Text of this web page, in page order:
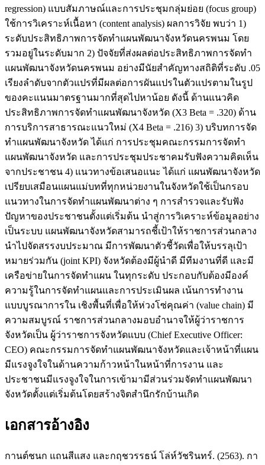
regression) แบบสัมภาษณ์และการประชุมกลุ่มย่อย (focus group)
ใช้การวิเคราะห์เนื้อหา (content analysis) ผลการวิจัย พบว่า 1)
ระดับประสิทธิภาพการจัดทำแผนพัฒนาจังหวัดนครพนม โดย
รวมอยู่ในระดับมาก 2) ปัจจัยที่ส่งผลต่อประสิทธิภาพการจัดทำ
แผนพัฒนาจังหวัดนครพนม อย่างมีนัยสำคัญทางสถิติที่ระดับ .05
เรียงลำดับจากตัวแปรที่มีผลต่อการผันแปรในตัวแปรตามในรูป
ของคะแนนมาตรฐานมากที่สุดไปหาน้อย ดังนี้ ด้านแนวคิด
ประสิทธิภาพการจัดทำแผนพัฒนาจังหวัด (X3 Beta = .320) ด้าน
การบริการสาธารณะแนวใหม่ (X4 Beta = .216) 3) บริบทการจัด
ทำแผนพัฒนาจังหวัด ได้แก่ การประชุมคณะกรรมการจัดทำ
แผนพัฒนาจังหวัด และการประชุมประชาคมรับฟังความคิดเห็น
จากประชาชน 4) แนวทางข้อเสนอแนะ ได้แก่ แผนพัฒนาจังหวัด
เปรียบเสมือนแผนแม่บทที่ทุกหน่วยงานในจังหวัดใช้เป็นกรอบ
แนวทางในการจัดทำแผนพัฒนาต่าง ๆ การสำรวจและรับฟัง
ปัญหาของประชาชนตั้งแต่เริ่มต้น นำสู่การวิเคราะห์ข้อมูลอย่าง
เป็นระบบ แผนพัฒนาจังหวัดสามารถชี้เป้าให้ราชการส่วนกลาง
นำไปจัดสรรงบประมาณ มีการพัฒนาตัวชี้วัดเพื่อให้บรรลุเป้า
หมายร่วมกัน (joint KPI) จังหวัดต้องมีผู้นำดี มีทีมงานที่ดี และมี
เครือข่ายในการจัดทำแผน ในทุกระดับ ประกอบกับต้องมีองค์
ความรู้ในการจัดทำแผนและการประเมินผล เน้นการทำงาน
แบบบูรณาการใน เชิงพื้นที่เพื่อให้ห่วงโซ่คุณค่า (value chain) มี
ความสมบูรณ์ ราชการส่วนกลางมอบอำนาจให้ผู้ว่าราชการ
จังหวัดเป็น ผู้ว่าราชการจังหวัดแบบ (Chief Executive Officer:
CEO) คณะกรรมการจัดทำแผนพัฒนาจังหวัดและเจ้าหน้าที่แผน
มีแรงจูงใจในด้านความก้าวหน้าในหน้าที่การงาน และ
ประชาชนมีแรงจูงใจในการเข้ามามีส่วนร่วมจัดทำแผนพัฒนา
จังหวัดตั้งแต่เริ่มต้นโดยสร้างจิตสำนึกรักบ้านเกิด
เอกสารอ้างอิง
กานต์ชนก แถนสีแสง และกฤชวรรธน์ โล่ห์วัชรินทร์. (2563). กา